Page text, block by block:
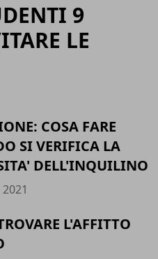
9
LE
COSA FARE
SI VERIFICA LA
DELL'INQUILINO
L'AFFITTO